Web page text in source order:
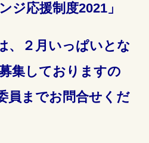
ジ応援制度2021」
、２月いっぱいとな
集しておりますの
員までお問合せくだ